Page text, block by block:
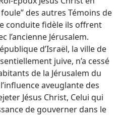
des autres Témoins de
conduite fidèle ils offrent
l’ancienne Jérusalem.
d’Israël, la ville de
juive, n’a cessé
de la Jérusalem du
aveuglante des
Jésus Christ, Celui qui
de gouverner dans le